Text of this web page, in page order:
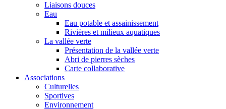
Liaisons douces
Eau
Eau potable et assainissement
Rivières et milieux aquatiques
La vallée verte
Présentation de la vallée verte
Abri de pierres sèches
Carte collaborative
Associations
Culturelles
Sportives
Environnement